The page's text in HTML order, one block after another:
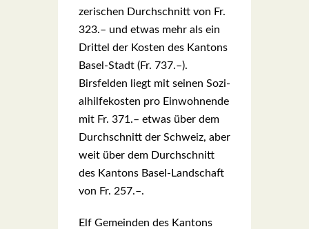
ze­ri­schen Durch­schnitt von Fr.
323.– und etwas mehr als ein
Drit­tel der Kos­ten des Kan­tons
Basel-Stadt (Fr. 737.–).
Birs­fel­den liegt mit sei­nen Sozi­
al­hil­fe­kos­ten pro Ein­woh­nen­de
mit Fr. 371.– etwas über dem
Durch­schnitt der Schweiz, aber
weit über dem Durch­schnitt
des Kan­tons Basel-Land­schaft
von Fr. 257.–.
Elf Gemein­den des Kan­tons